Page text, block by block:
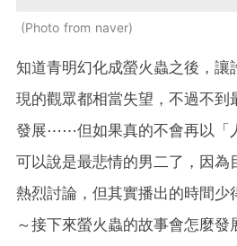
Photo from naver
知道青明幻化成螢火蟲之後，讓
現的觀眾都相當失望，不過不到
發展⋯⋯但如果真的不會再以「
可以說是最悲情的男二了，因為
熱烈討論，但其實播出的時間少
～接下來螢火蟲的故事會怎麼發